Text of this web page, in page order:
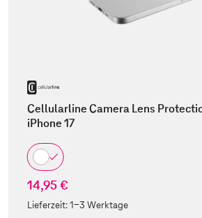
Cellularline Camera Lens
iPhone 17
14,95 €
Lieferzeit:1-3 Werktage